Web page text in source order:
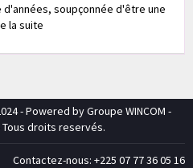
soupçonnée d'être une
la suite
- Powered by Groupe WINCOM -
Tous droits reservés.
Contactez-nous: +225 07 77 36 05 16